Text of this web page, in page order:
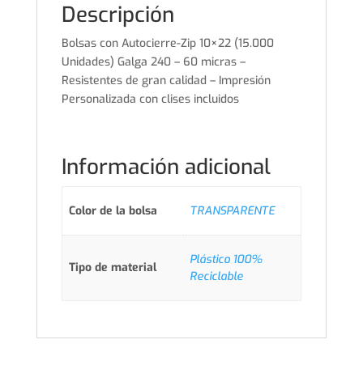
Descripción
Bolsas con Autocierre-Zip 10×22 (15.000
Unidades) Galga 240 – 60 micras –
Resistentes de gran calidad – Impresión
Personalizada con clises incluidos
Información adicional
Color de la bolsa TRANSPARENTE
Tipo de material
Plástico 100%
Reciclable